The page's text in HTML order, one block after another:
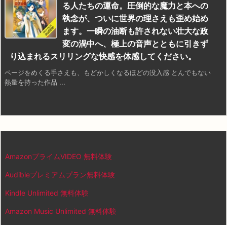
る人たちの運命。圧倒的な魔力と本への
執念が、ついに世界の理さえも歪め始め
ます。一瞬の油断も許されない壮大な政
変の渦中へ、極上の音声とともに引きず
り込まれるスリリングな快感を体感してください。
ページをめくる手さえも、もどかしくなるほどの没入感 とんでもない
熱量を持った作品 ...
AmazonプライムVIDEO 無料体験
Audibleプレミアムプラン無料体験
Kindle Unlimited 無料体験
Amazon Music Unlimited 無料体験